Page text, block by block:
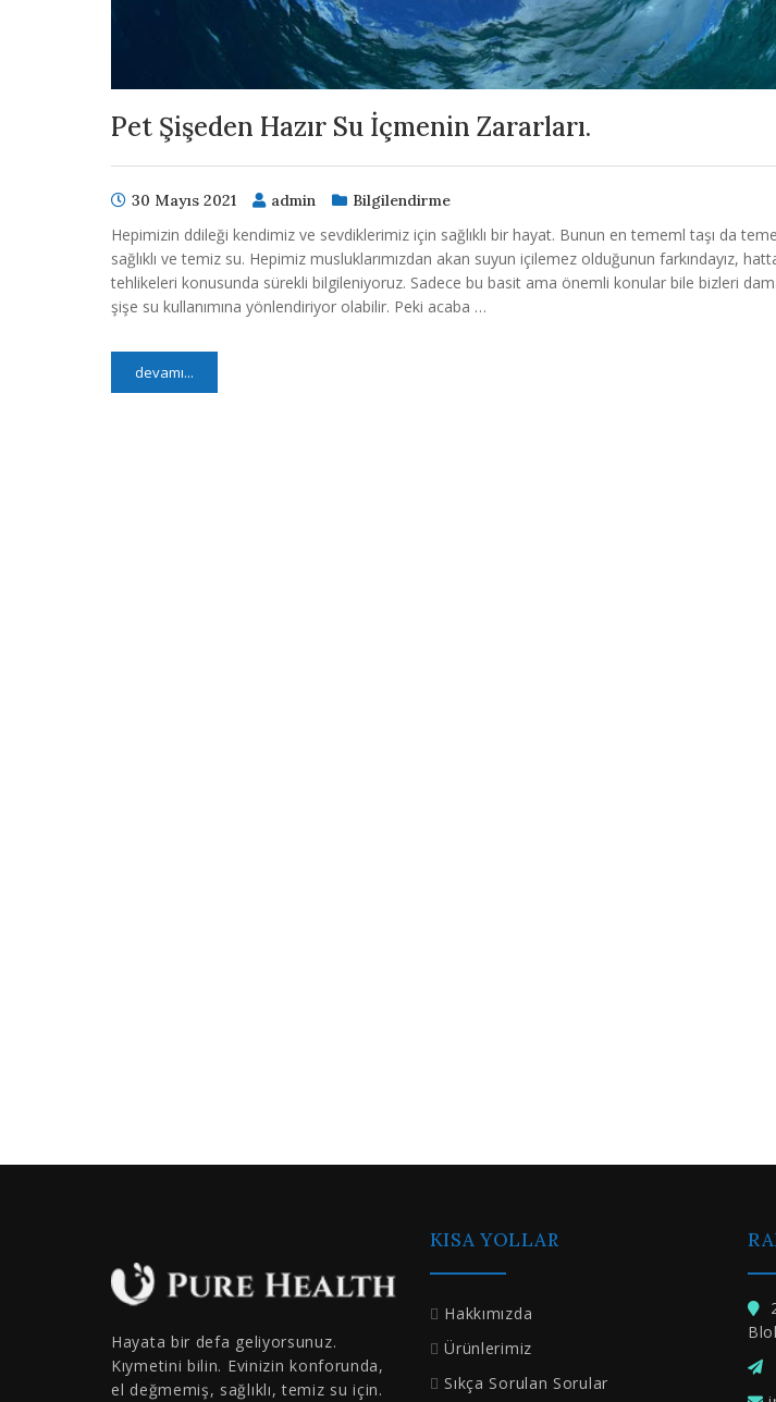
Pet Şişeden Hazır Su İçmenin Zararları.
30 Mayıs 2021 admin Bilgilendirme
Hepimizin ddileği kendimiz ve sevdiklerimiz için sağlıklı bir hayat. Bunun en tememl taşı da
sağlıklı ve temiz su. Hepimiz musluklarımızdan akan suyun içilemez olduğunun farkındayız,
tehlikeleri konusunda sürekli bilgileniyoruz. Sadece bu basit ama önemli konular bile bizleri
şişe su kullanımına yönlendiriyor olabilir. Peki acaba …
devamı...
Hayata bir defa geliyorsunuz.
Kıymetini bilin. Evinizin konforunda,
el değmemiş, sağlıklı, temiz su için.
KISA YOLLAR
Hakkımızda
Ürünlerimiz
Sıkça Sorulan Sorular